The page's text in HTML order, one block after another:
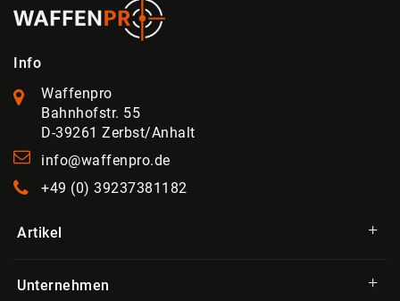
Info
Waffenpro
Bahnhofstr. 55
D-39261 Zerbst/Anhalt
info@waffenpro.de
+49 (0) 39237381182
Artikel
Unternehmen